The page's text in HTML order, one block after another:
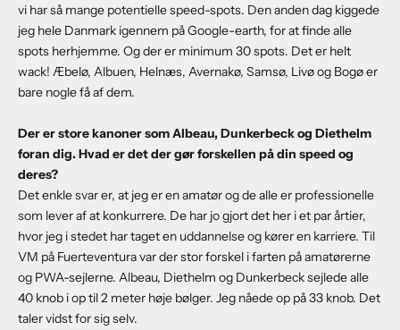
vi har så mange potentielle speed-spots. Den anden dag kiggede
jeg hele Danmark igennem på Google-earth, for at finde alle
spots herhjemme. Og der er minimum 30 spots. Det er helt
wack! Æbelø, Albuen, Helnæs, Avernakø, Samsø, Livø og Bogø er
bare nogle få af dem.
Der er store kanoner som Albeau, Dunkerbeck og Diethelm
foran dig. Hvad er det der gør forskellen på din speed og
deres?
Det enkle svar er, at jeg er en amatør og de alle er professionelle
som lever af at konkurrere. De har jo gjort det her i et par årtier,
hvor jeg i stedet har taget en uddannelse og kører en karriere. Til
VM på Fuerteventura var der stor forskel i farten på amatørerne
og PWA-sejlerne. Albeau, Diethelm og Dunkerbeck sejlede alle
40 knob i op til 2 meter høje bølger. Jeg nåede op på 33 knob. Det
taler vidst for sig selv.